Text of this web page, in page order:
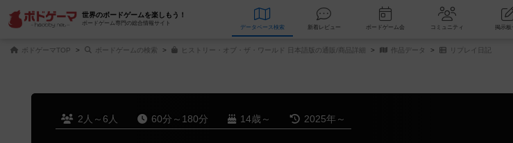
世界のボードゲームを楽しもう！
ボードゲーム専門の総合情報サイト
データベース 検索 新着レビュー ボードゲーム会 コミュニティ
ボドゲーマTOP ボードゲームの検索 ヒストリー・オブ・ザ・ワールド 日本語版の通販/商品詳細 作品データ リプレイ日記
2人～6人 60分～180分 14歳～ 2025年～